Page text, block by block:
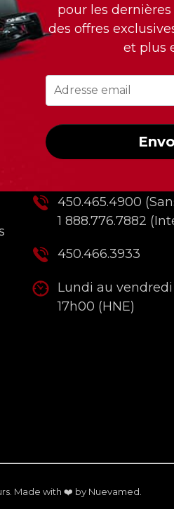
INFORMATIONS DE
538 Notre-Dame,
Saint-Lambert
450.465.4900
1 888.776.7882
450.466.3933
Lundi au
17h00 (HNE)
Made with ❤️ by Nuevamed.
pour les
des offres
et plus